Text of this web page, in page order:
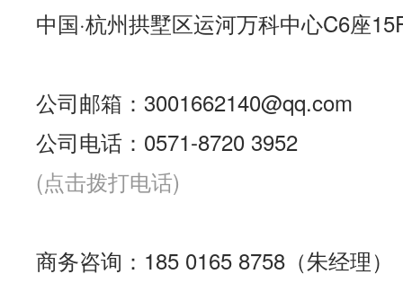
中国·杭州拱墅区运河万科中心C6座
公司邮箱：3001662140@qq.com
公司电话：0571-8720 3952
(点击拨打电话)
商务咨询：185 0165 8758（朱经理）